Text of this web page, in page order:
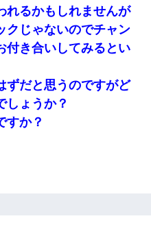
れるかもしれませんが
クじゃないのでチャン
付き合いしてみるとい
ずだと思うのですがど
しょうか？
すか？